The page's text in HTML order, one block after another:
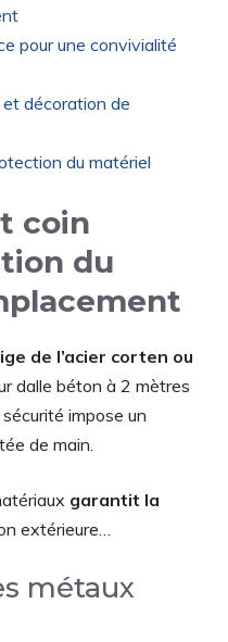
pour une convivialité
décoration de
du matériel
coin
du
de l’acier corten ou
dalle béton à 2 mètres
impose un
de main.
garantit la
extérieure…
métaux